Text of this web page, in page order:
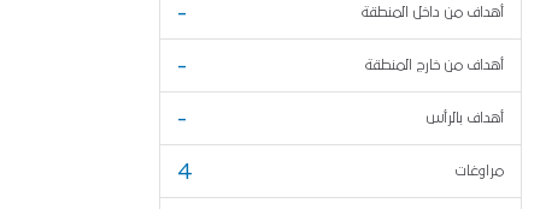
أهداف من داخل المنطقة -
أهداف من خارج المنطقة -
أهداف بالرأس -
مراوغات 4